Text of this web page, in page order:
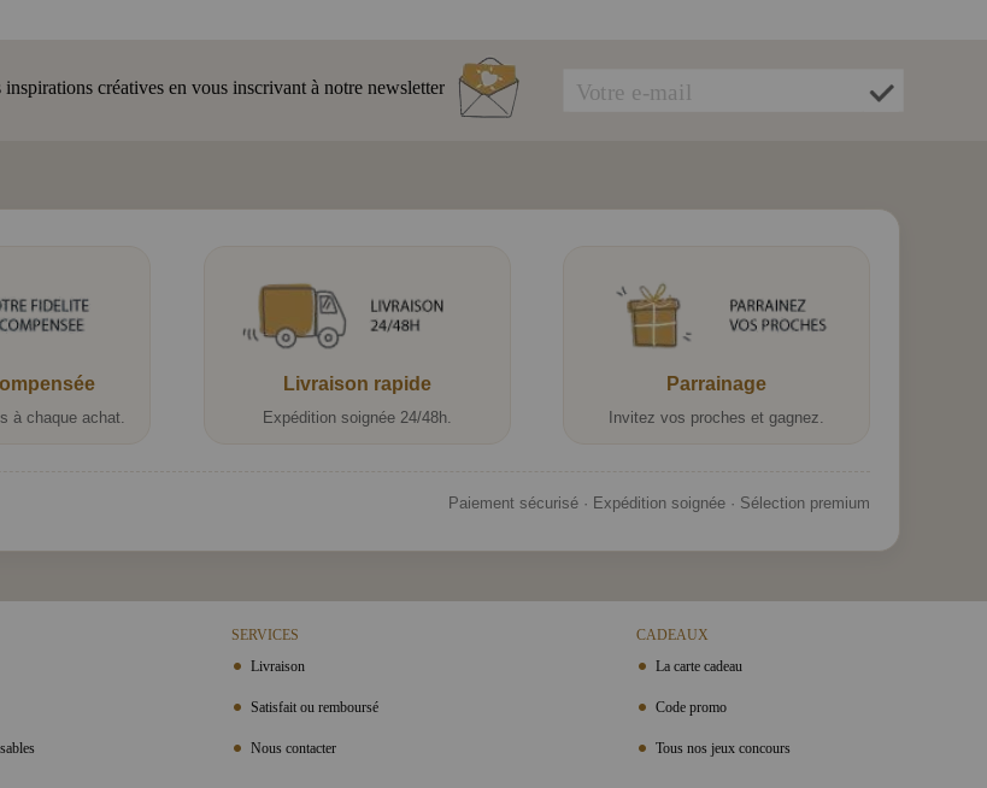
créatives en vous inscrivant à notre newsletter
à chaque achat.
Livraison rapide
Expédition soignée 24/48h.
Parrainage
Invitez vos proches et gagnez.
Paiement sécurisé · Expédition soignée · Sélection premium
SERVICES
Livraison
Satisfait ou remboursé
Nous contacter
CADEAUX
La carte cadeau
Code promo
Tous nos jeux concours